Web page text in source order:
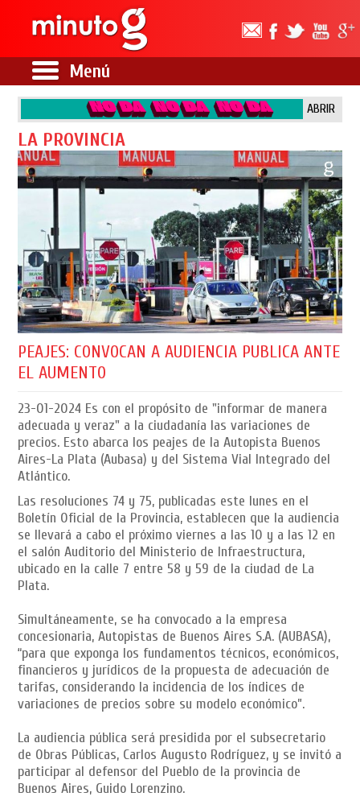
Menú
ABRIR
LA PROVINCIA
PEAJES: CONVOCAN A AUDIENCIA PUBLICA ANTE
EL AUMENTO
23-01-2024 Es con el propósito de "informar de manera
adecuada y veraz" a la ciudadanía las variaciones de
precios. Esto abarca los peajes de la Autopista Buenos
Aires-La Plata (Aubasa) y del Sistema Vial Integrado del
Atlántico.
Las resoluciones 74 y 75, publicadas este lunes en el
Boletín Oficial de la Provincia, establecen que la audiencia
se llevará a cabo el próximo viernes a las 10 y a las 12 en
el salón Auditorio del Ministerio de Infraestructura,
ubicado en la calle 7 entre 58 y 59 de la ciudad de La
Plata.
Simultáneamente, se ha convocado a la empresa
concesionaria, Autopistas de Buenos Aires S.A. (AUBASA),
“para que exponga los fundamentos técnicos, económicos,
financieros y jurídicos de la propuesta de adecuación de
tarifas, considerando la incidencia de los índices de
variaciones de precios sobre su modelo económico”.
La audiencia pública será presidida por el subsecretario
de Obras Públicas, Carlos Augusto Rodríguez, y se invitó a
participar al defensor del Pueblo de la provincia de
Buenos Aires, Guido Lorenzino.